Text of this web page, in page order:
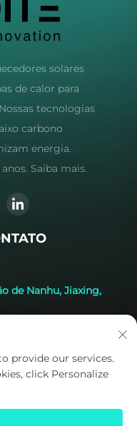
solares
de calor para
tecnologias
carbono
energia.
Saiba mais.
de Nanhu, Jiaxing,
provide our services.
click Personalize